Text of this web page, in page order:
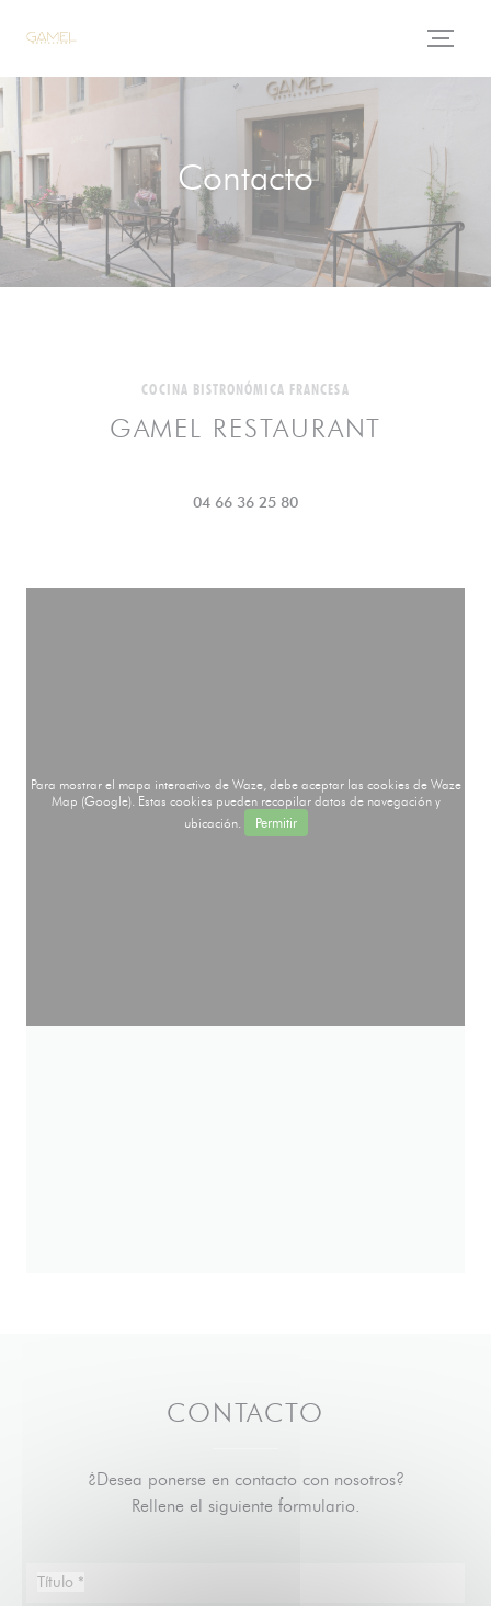
Contacto
COCINA BISTRONÓMICA FRANCESA
GAMEL RESTAURANT
04 66 36 25 80
Para mostrar el mapa interactivo de Waze, debe aceptar las cookies de Waze
Map (Google). Estas cookies pueden recopilar datos de navegación y
ubicación.
Permitir
CONTACTO
¿Desea ponerse en contacto con nosotros?
Rellene el siguiente formulario.